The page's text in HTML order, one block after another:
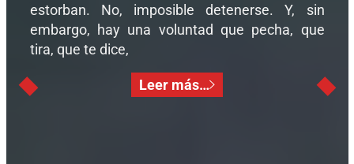
estorban. No, imposible detenerse. Y, sin
embargo, hay una voluntad que pecha, que
tira, que te dice,
Leer más…